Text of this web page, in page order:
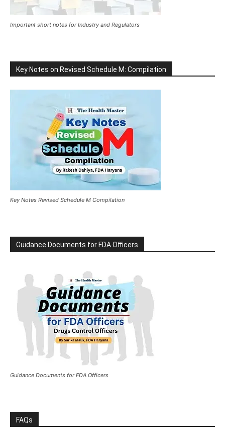
Important short notes for Industry and Regulators
Key Notes on Revised Schedule M: Compilation
Key Notes Revised Schedule M Compilation
Guidance Documents for FDA Officers
Guidance Documents for FDA Officers
FAQs